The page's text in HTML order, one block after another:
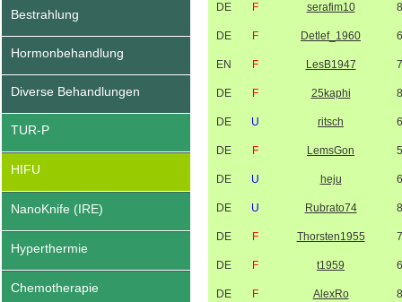
Bestrahlung
Hormonbehandlung
Diverse Behandlungen
TUR-P
HIFU
NanoKnife (IRE)
Hyperthermie
Chemotherapie
DE F serafim10
DE F Detlef_1960
EN F LesB1947
DE F 25kaphi
DE U ritsch
DE F LemsGon
DE U heju
DE U Rubrato74
DE F Thorsten1955
DE F t1959
DE F AlexRo